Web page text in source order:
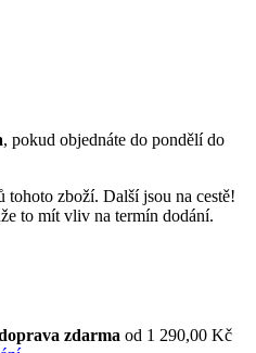
, pokud objednáte do pondělí do
tohoto zboží. Další jsou na cestě!
to mít vliv na termín dodání.
zdarma od 1 290,00 Kč